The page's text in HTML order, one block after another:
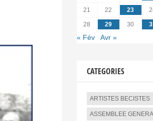
21 22 23
28 29 30
« Fév Avr »
CATEGORIES
ARTISTES BECISTES
ASSEMBLEE